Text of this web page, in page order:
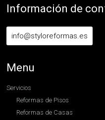
Información de
info@styloreformas.es
Menu
Servicios
Reformas de Pisos
Reformas de Casas